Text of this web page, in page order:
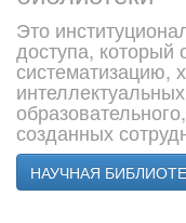
Это
доступа, который
систематизацию,
созданных
НАУЧНАЯ